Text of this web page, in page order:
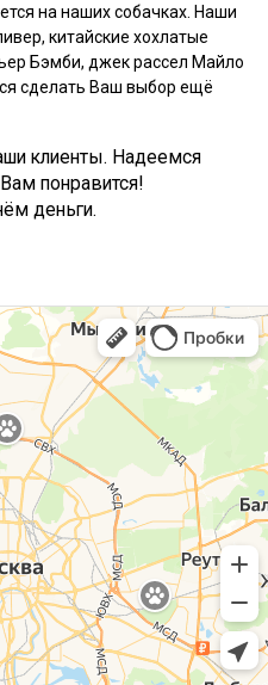
на наших собачках. Наши
китайские хохлатые
Бэмби, джек рассел Майло
сделать Ваш выбор ещё
клиенты. Надеемся
понравится!
деньги.